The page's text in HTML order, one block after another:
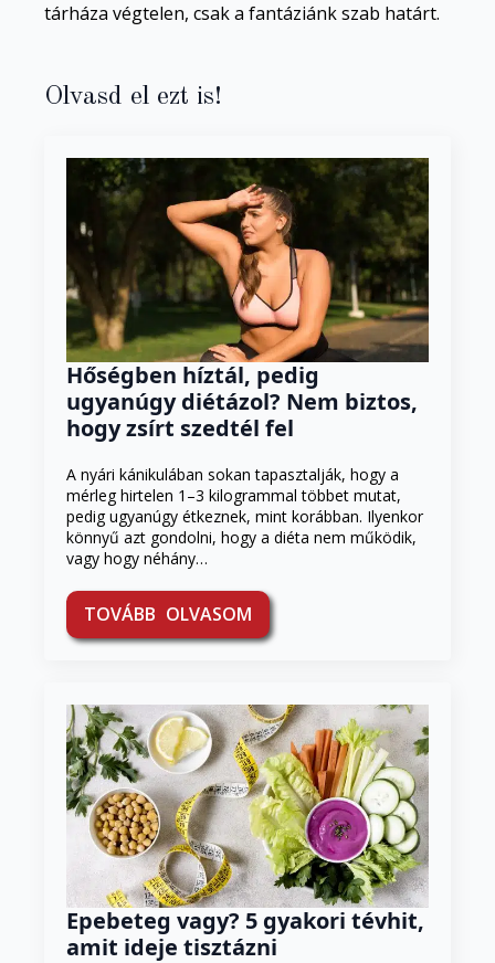
tárháza végtelen, csak a fantáziánk szab határt.
Olvasd el ezt is!
Hőségben híztál, pedig
ugyanúgy diétázol? Nem biztos,
hogy zsírt szedtél fel
A nyári kánikulában sokan tapasztalják, hogy a
mérleg hirtelen 1–3 kilogrammal többet mutat,
pedig ugyanúgy étkeznek, mint korábban. Ilyenkor
könnyű azt gondolni, hogy a diéta nem működik,
vagy hogy néhány…
TOVÁBB OLVASOM
Epebeteg vagy? 5 gyakori tévhit,
amit ideje tisztázni